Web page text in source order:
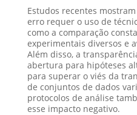
Estudos recentes
erro requer o uso de
como a comparação
experimentais diversos e
Além disso, a
abertura para hipóteses
para superar o viés da
de conjuntos de dados
protocolos de análise
esse impacto negativo.